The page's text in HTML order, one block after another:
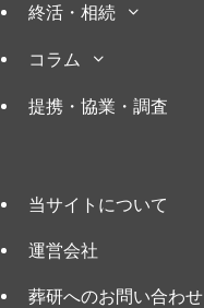
終活・相続
コラム
提携・協業・調査
当サイトについて
運営会社
葬研へのお問い合わせ